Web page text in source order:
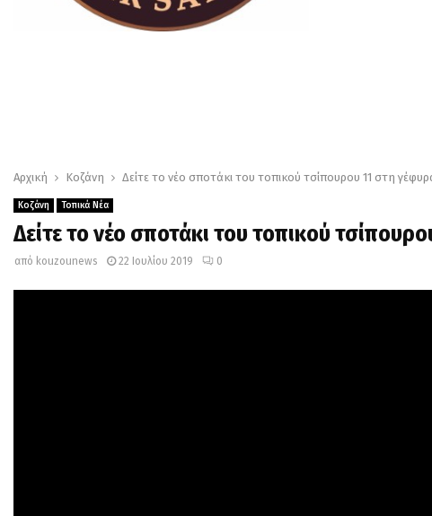
Αρχική Κοζάνη Δείτε το νέο σποτάκι του τοπικού τσίπουρου 11 στη
Κοζάνη Τοπικά Νέα
Δείτε το νέο σποτάκι του τοπικού
από kouzounews 22 Ιουλίου 2019 0